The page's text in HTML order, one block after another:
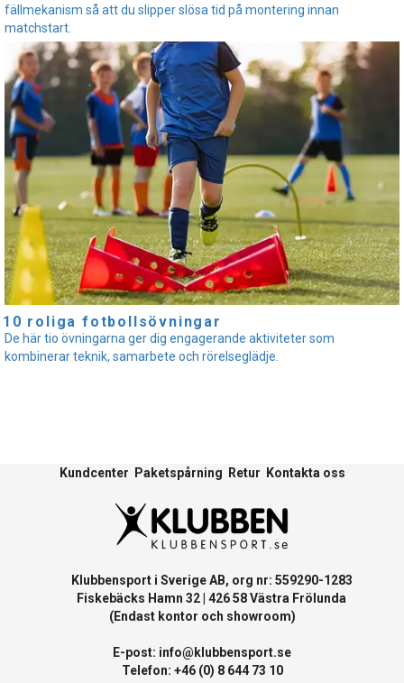
fällmekanism så att du slipper slösa tid på montering innan
matchstart.
10 roliga fotbollsövningar
De här tio övningarna ger dig engagerande aktiviteter som
kombinerar teknik, samarbete och rörelseglädje.
Kundcenter Paketspårning Retur Kontakta oss
Klubbensport i Sverige AB, org nr: 559290-1283
Fiskebäcks Hamn 32 | 426 58 Västra Frölunda
(Endast kontor och showroom)
E-post: info@klubbensport.se
Telefon: +46 (0) 8 644 73 10